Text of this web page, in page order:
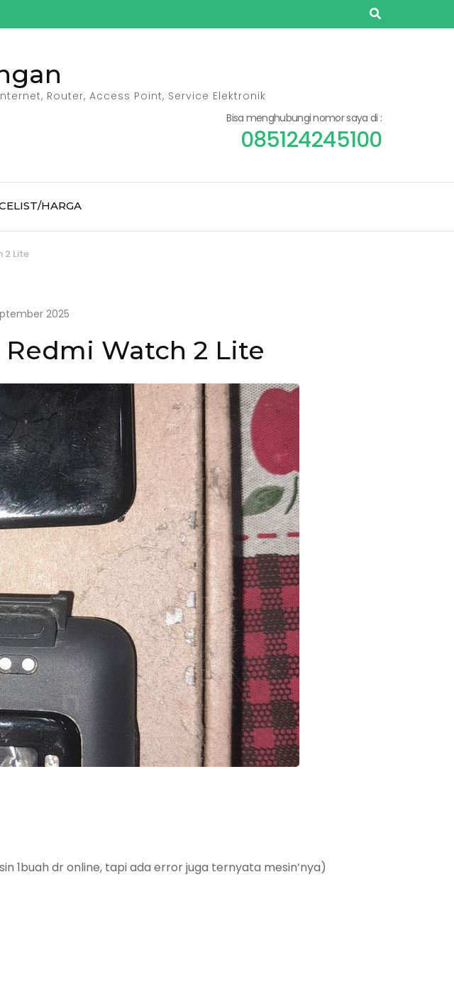
Router, Access Point, Service Elektronik
Bisa menghubungi nomor saya di :
085124245100
HARGA
2 Lite
2025
Watch 2 Lite
1buah dr online, tapi ada error juga ternyata mesin’nya)